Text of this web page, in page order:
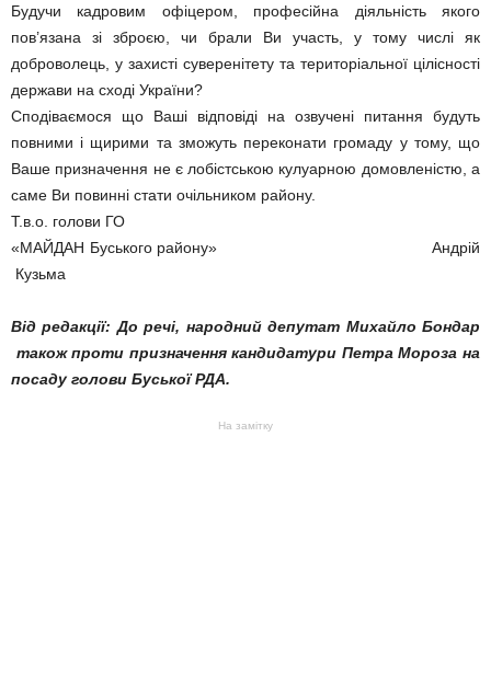
Будучи кадровим офіцером, професійна діяльність якого
пов’язана зі зброєю, чи брали Ви участь, у тому числі як
доброволець, у захисті суверенітету та територіальної цілісності
держави на сході України?
Сподіваємося що Ваші відповіді на озвучені питання будуть
повними і щирими та зможуть переконати громаду у тому, що
Ваше призначення не є лобістською кулуарною домовленістю, а
саме Ви повинні стати очільником району.
Т.в.о. голови ГО
«МАЙДАН Буського району» Андрій
Кузьма
Від редакції: До речі, народний депутат Михайло Бондар
також проти призначення кандидатури Петра Мороза на
посаду голови Буської РДА.
На замітку